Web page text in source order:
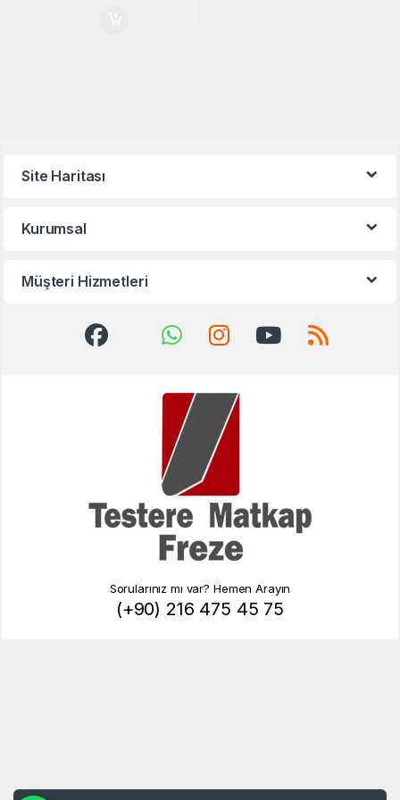
Site Haritası
Kurumsal
Müşteri Hizmetleri
Sorularınız mı var? Hemen Arayın
(+90) 216 475 45 75